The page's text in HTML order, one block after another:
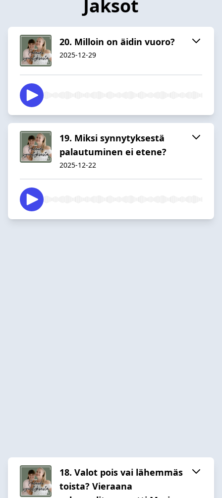
Jaksot
20. Milloin on äidin vuoro?
2025-12-29
19. Miksi synnytyksestä
palautuminen ei etene?
2025-12-22
18. Valot pois vai lähemmäs
toista? Vieraana